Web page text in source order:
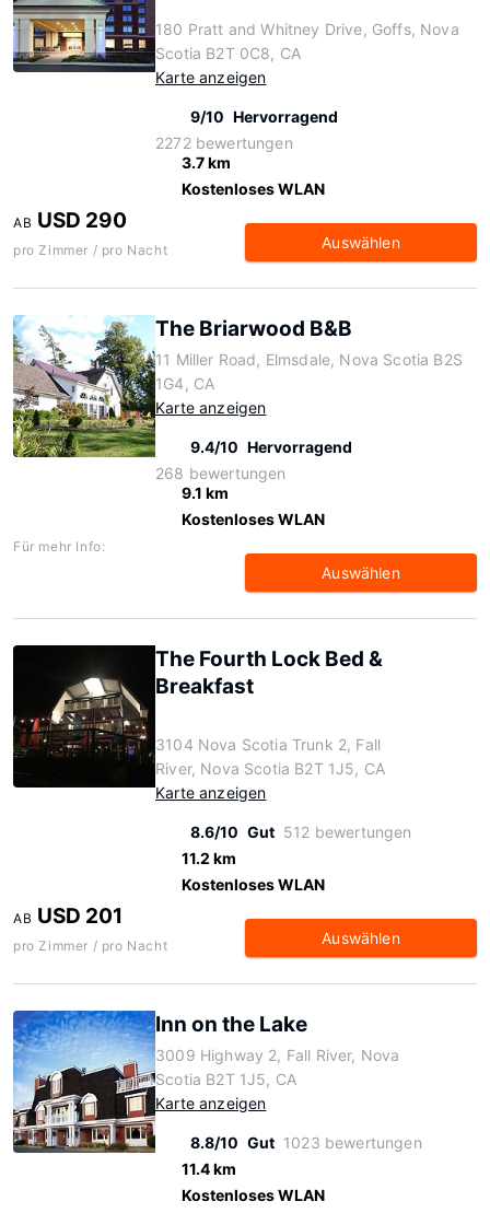
180 Pratt and Whitney Drive, Goffs, Nova
Scotia B2T 0C8, CA
Karte anzeigen
9/10 Hervorragend
2272 bewertungen
3.7 km
Kostenloses WLAN
AB USD 290
pro Zimmer / pro Nacht Auswählen
The Briarwood B&B
11 Miller Road, Elmsdale, Nova Scotia B2S
1G4, CA
Karte anzeigen
9.4/10 Hervorragend
268 bewertungen
9.1 km
Kostenloses WLAN
Für mehr Info:
Auswählen
The Fourth Lock Bed &
Breakfast
3104 Nova Scotia Trunk 2, Fall
River, Nova Scotia B2T 1J5, CA
Karte anzeigen
8.6/10 Gut 512 bewertungen
11.2 km
Kostenloses WLAN
AB USD 201
pro Zimmer / pro Nacht Auswählen
Inn on the Lake
3009 Highway 2, Fall River, Nova
Scotia B2T 1J5, CA
Karte anzeigen
8.8/10 Gut 1023 bewertungen
11.4 km
Kostenloses WLAN